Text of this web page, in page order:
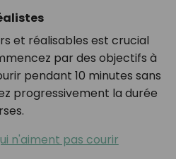
et réalisables est crucial
par des objectifs à
pendant 10 minutes sans
progressivement la durée
n'aiment pas courir